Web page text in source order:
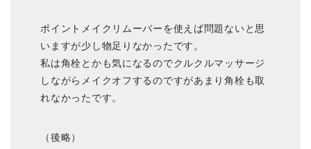
ポイントメイクリムーバーを使えば問題ないと思
いますが少し物足りなかったです。
私は角栓とかも気になるのでクルクルマッサージ
しながらメイクオフするのですがあまり角栓も取
れなかったです。
（後略）